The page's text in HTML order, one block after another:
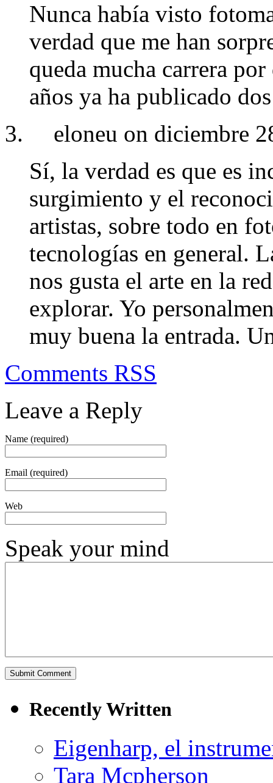
Nunca había visto
verdad que me han
queda mucha carrera
años ya ha publicado
eloneu on diciembre
Sí, la verdad es que es
surgimiento y el
artistas, sobre todo en
tecnologías en general.
nos gusta el arte en la
explorar. Yo
muy buena la entrada.
Comments RSS
Leave a Reply
Name (required)
Email (required)
Web
Speak your mind
Recently Written
Eigenharp, el
Tara Mcpherson